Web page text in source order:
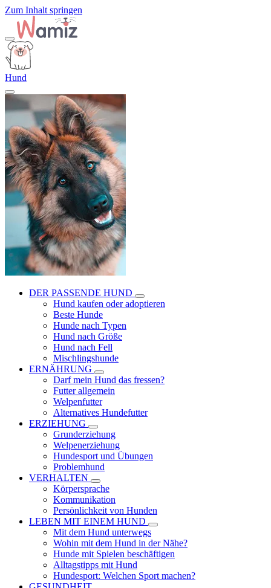
Zum Inhalt springen
Hund
DER PASSENDE HUND
Hund kaufen oder adoptieren
Beste Hunde
Hunde nach Typen
Hund nach Größe
Hund nach Fell
Mischlingshunde
ERNÄHRUNG
Darf mein Hund das fressen?
Futter allgemein
Welpenfutter
Alternatives Hundefutter
ERZIEHUNG
Grunderziehung
Welpenerziehung
Hundesport und Übungen
Problemhund
VERHALTEN
Körpersprache
Kommunikation
Persönlichkeit von Hunden
LEBEN MIT EINEM HUND
Mit dem Hund unterwegs
Wohin mit dem Hund in der Nähe?
Hunde mit Spielen beschäftigen
Alltagstipps mit Hund
Hundesport: Welchen Sport machen?